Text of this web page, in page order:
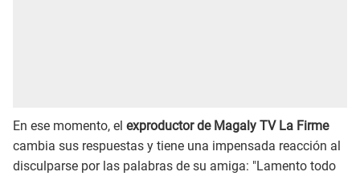
En ese momento, el exproductor de Magaly TV La Firme
cambia sus respuestas y tiene una impensada reacción al
disculparse por las palabras de su amiga: "Lamento todo